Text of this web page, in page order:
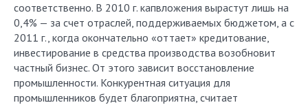
соответственно. В 2010 г. капвложения вырастут лишь на
0,4% — за счет отраслей, поддерживаемых бюджетом, а с
2011 г., когда окончательно «оттает» кредитование,
инвестирование в средства производства возобновит
частный бизнес. От этого зависит восстановление
промышленности. Конкурентная ситуация для
промышленников будет благоприятна, считает